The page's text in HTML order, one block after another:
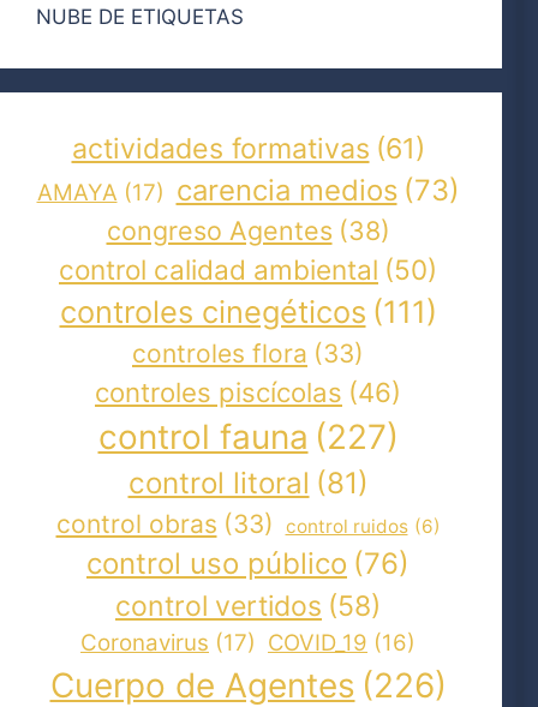
NUBE DE ETIQUETAS
actividades formativas (61)
AMAYA (17) carencia medios (73)
congreso Agentes (38)
control calidad ambiental (50)
controles cinegéticos (111)
controles flora (33)
controles piscícolas (46)
control fauna (227)
control litoral (81)
control obras (33) control ruidos (6)
control uso público (76)
control vertidos (58)
Coronavirus (17) COVID_19 (16)
Cuerpo de Agentes (226)